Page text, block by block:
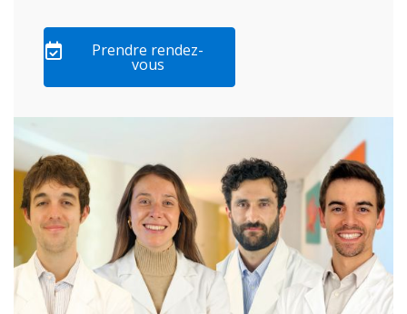
Prendre rendez-
vous